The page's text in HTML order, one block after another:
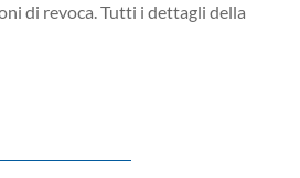
di revoca. Tutti i dettagli della